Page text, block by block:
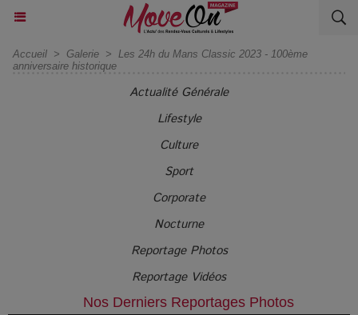
Accueil > Galerie > Les 24h du Mans Classic 2023 - 100ème
anniversaire historique
Actualité Générale
Lifestyle
Culture
Sport
Corporate
Nocturne
Reportage Photos
Reportage Vidéos
Nos Derniers Reportages Photos